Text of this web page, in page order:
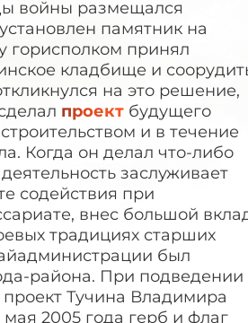
войны размещался
памятник на
горисполком принял
кладбище и
на это решение,
проект будущего
и в течение
Когда он делал что-либо
заслуживает
содействия при
внес большой
традициях старших
был
района. При подведении
Тучина Владимира
мая 2005 года герб и флаг